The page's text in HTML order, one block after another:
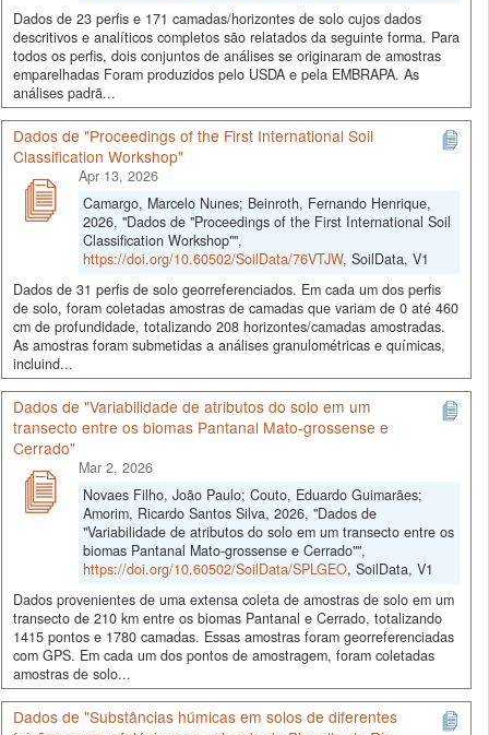
Dados de 23 perfis e 171 camadas/horizontes de solo cujos dados
descritivos e analíticos completos são relatados da seguinte forma. Para
todos os perfis, dois conjuntos de análises se originaram de amostras
emparelhadas Foram produzidos pelo USDA e pela EMBRAPA. As
análises padrã...
Dados de "Proceedings of the First International Soil
Classification Workshop"
Apr 13, 2026
Camargo, Marcelo Nunes; Beinroth, Fernando Henrique,
2026, "Dados de "Proceedings of the First International Soil
Classification Workshop"",
https://doi.org/10.60502/SoilData/76VTJW, SoilData, V1
Dados de 31 perfis de solo georreferenciados. Em cada um dos perfis
de solo, foram coletadas amostras de camadas que variam de 0 até 460
cm de profundidade, totalizando 208 horizontes/camadas amostradas.
As amostras foram submetidas a análises granulométricas e químicas,
incluind...
Dados de "Variabilidade de atributos do solo em um
transecto entre os biomas Pantanal Mato-grossense e
Cerrado"
Mar 2, 2026
Novaes Filho, João Paulo; Couto, Eduardo Guimarães;
Amorim, Ricardo Santos Silva, 2026, "Dados de
"Variabilidade de atributos do solo em um transecto entre os
biomas Pantanal Mato-grossense e Cerrado"",
https://doi.org/10.60502/SoilData/SPLGEO, SoilData, V1
Dados provenientes de uma extensa coleta de amostras de solo em um
transecto de 210 km entre os biomas Pantanal e Cerrado, totalizando
1415 pontos e 1780 camadas. Essas amostras foram georreferenciadas
com GPS. Em cada um dos pontos de amostragem, foram coletadas
amostras de solo...
Dados de "Substâncias húmicas em solos de diferentes